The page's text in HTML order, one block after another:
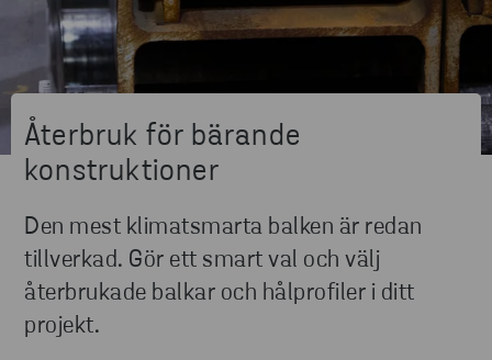
Återbruk för bärande
konstruktioner
Den mest klimatsmarta balken är redan
tillverkad. Gör ett smart val och välj
återbrukade balkar och hålprofiler i ditt
projekt.